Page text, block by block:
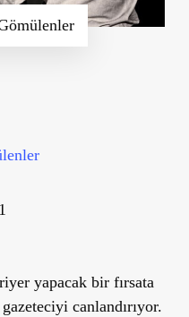
yapacak bir fırsata
canlandırıyor.